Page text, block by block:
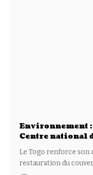
Environnement :
Centre national
Le Togo renforce son
restauration du